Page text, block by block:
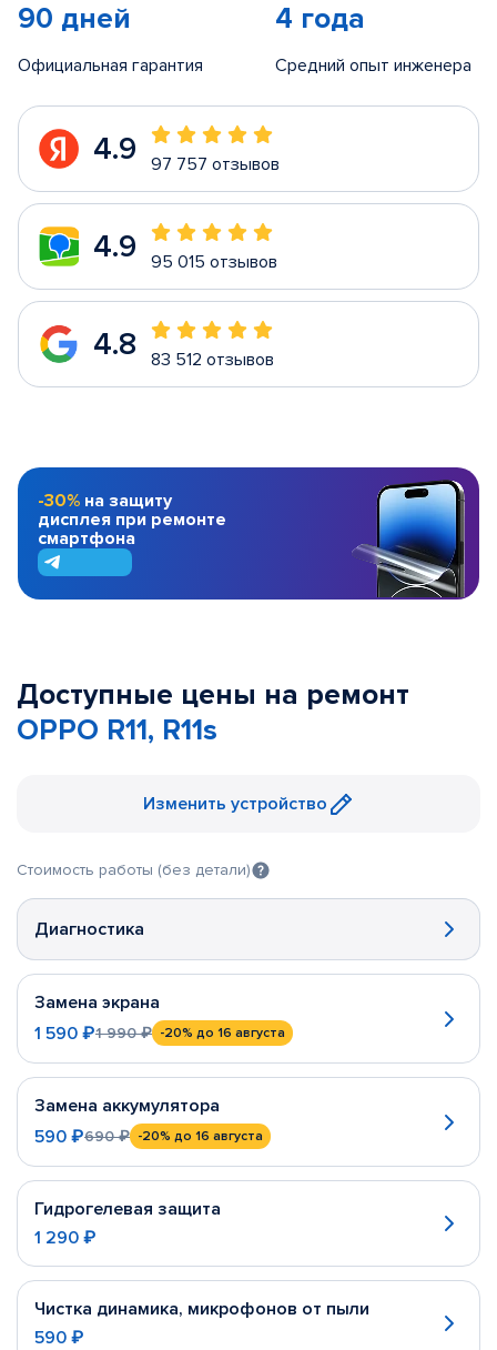
90 дней
Официальная гарантия
4 года
Средний опыт инженера
4.9 97 757 отзывов
4.9 95 015 отзывов
4.8 83 512 отзывов
-30% на защиту
дисплея при ремонте
смартфона
Доступные цены на ремонт
OPPO R11, R11s
Изменить устройство
Стоимость работы (без детали)
Диагностика
Замена экрана
1 590 ₽1 990 ₽ -20% до 16 августа
Замена аккумулятора
590 ₽690 ₽ -20% до 16 августа
Гидрогелевая защита
1 290 ₽
Чистка динамика, микрофонов от пыли
590 ₽